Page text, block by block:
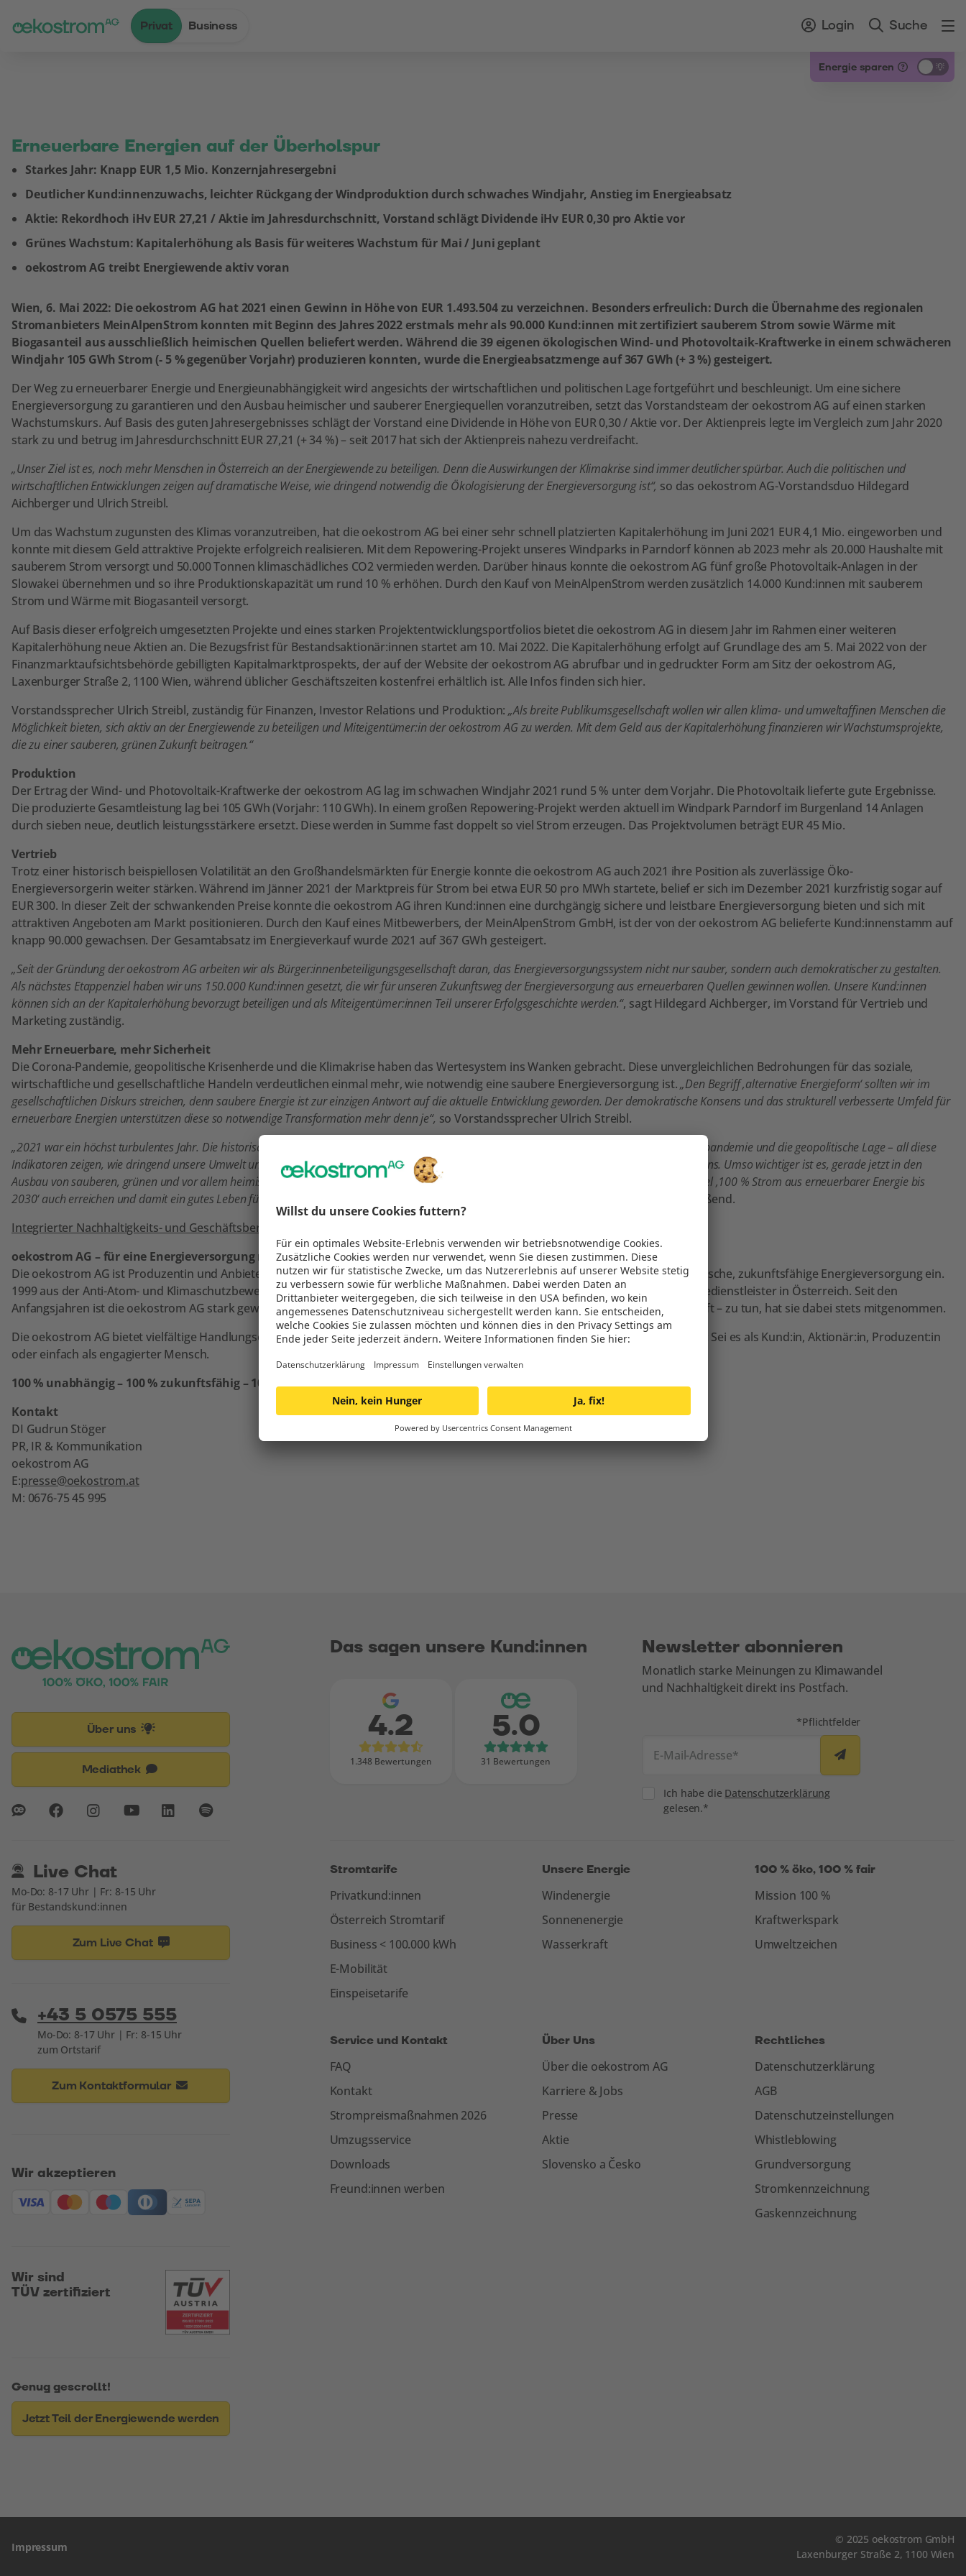
Privat Business Login Suche
Energie sparen
Erneuerbare Energien auf der Überholspur
Starkes Jahr: Knapp EUR 1,5 Mio. Konzernjahresergebni
Deutlicher Kund:innenzuwachs, leichter Rückgang der Windproduktion durch schwaches Windjahr, Anstieg im Energieabsatz
Aktie: Rekordhoch iHv EUR 27,21 / Aktie im Jahresdurchschnitt, Vorstand schlägt Dividende iHv EUR 0,30 pro Aktie vor
Grünes Wachstum: Kapitalerhöhung als Basis für weiteres Wachstum für Mai / Juni geplant
oekostrom AG treibt Energiewende aktiv voran
Wien, 6. Mai 2022: Die oekostrom AG hat 2021 einen Gewinn in Höhe von EUR 1.493.504 zu verzeichnen. Besonders erfreulich: Durch die Übernahme des regionalen
Stromanbieters MeinAlpenStrom konnten mit Beginn des Jahres 2022 erstmals mehr als 90.000 Kund:innen mit zertifiziert sauberem Strom sowie Wärme mit
Biogasanteil aus ausschließlich heimischen Quellen beliefert werden. Während die 39 eigenen ökologischen Wind- und Photovoltaik-Kraftwerke in einem schwächeren
Windjahr 105 GWh Strom (- 5 % gegenüber Vorjahr) produzieren konnten, wurde die Energieabsatzmenge auf 367 GWh (+ 3 %) gesteigert.
Der Weg zu erneuerbarer Energie und Energieunabhängigkeit wird angesichts der wirtschaftlichen und politischen Lage fortgeführt und beschleunigt. Um eine sichere
Energieversorgung zu garantieren und den Ausbau heimischer und sauberer Energiequellen voranzutreiben, setzt das Vorstandsteam der oekostrom AG auf einen starken
Wachstumskurs. Auf Basis des guten Jahresergebnisses schlägt der Vorstand eine Dividende in Höhe von EUR 0,30 / Aktie vor. Der Aktienpreis legte im Vergleich zum Jahr 2020
stark zu und betrug im Jahresdurchschnitt EUR 27,21 (+ 34 %) – seit 2017 hat sich der Aktienpreis nahezu verdreifacht.
„Unser Ziel ist es, noch mehr Menschen in Österreich an der Energiewende zu beteiligen. Denn die Auswirkungen der Klimakrise sind immer deutlicher spürbar. Auch die politischen und
wirtschaftlichen Entwicklungen zeigen auf dramatische Weise, wie dringend notwendig die Ökologisierung der Energieversorgung ist“, so das oekostrom AG-Vorstandsduo Hildegard
Aichberger und Ulrich Streibl.
Um das Wachstum zugunsten des Klimas voranzutreiben, hat die oekostrom AG bei einer sehr schnell platzierten Kapitalerhöhung im Juni 2021 EUR 4,1 Mio. eingeworben und
konnte mit diesem Geld attraktive Projekte erfolgreich realisieren. Mit dem Repowering-Projekt unseres Windparks in Parndorf können ab 2023 mehr als 20.000 Haushalte mit
sauberem Strom versorgt und 50.000 Tonnen klimaschädliches CO2 vermieden werden. Darüber hinaus konnte die oekostrom AG fünf große Photovoltaik-Anlagen in der
Slowakei übernehmen und so ihre Produktionskapazität um rund 10 % erhöhen. Durch den Kauf von MeinAlpenStrom werden zusätzlich 14.000 Kund:innen mit sauberem
Strom und Wärme mit Biogasanteil versorgt.
Auf Basis dieser erfolgreich umgesetzten Projekte und eines starken Projektentwicklungsportfolios bietet die oekostrom AG in diesem Jahr im Rahmen einer weiteren
Kapitalerhöhung neue Aktien an. Die Bezugsfrist für Bestandsaktionär:innen startet am 10. Mai 2022. Die Kapitalerhöhung erfolgt auf Grundlage des am 5. Mai 2022 von der
Finanzmarktaufsichtsbehörde gebilligten Kapitalmarktprospekts, der auf der Website der oekostrom AG abrufbar und in gedruckter Form am Sitz der oekostrom AG,
Laxenburger Straße 2, 1100 Wien, während üblicher Geschäftszeiten kostenfrei erhältlich ist. Alle Infos finden sich hier.
Vorstandssprecher Ulrich Streibl, zuständig für Finanzen, Investor Relations und Produktion:„Als breite Publikumsgesellschaft wollen wir allen klima- und umweltaffinen Menschen die
Möglichkeit bieten, sich aktiv an der Energiewende zu beteiligen und Miteigentümer:in der oekostrom AG zu werden. Mit dem Geld aus der Kapitalerhöhung finanzieren wir Wachstumsprojekte,
die zu einer sauberen, grünen Zukunft beitragen.“
Produktion
Der Ertrag der Wind- und Photovoltaik-Kraftwerke der oekostrom AG lag im schwachen Windjahr 2021 rund 5 % unter dem Vorjahr. Die Photovoltaik lieferte gute Ergebnisse.
Die produzierte Gesamtleistung lag bei 105 GWh (Vorjahr: 110 GWh). In einem großen Repowering-Projekt werden aktuell im Windpark Parndorf im Burgenland 14 Anlagen
durch sieben neue, deutlich leistungsstärkere ersetzt. Diese werden in Summe fast doppelt so viel Strom erzeugen. Das Projektvolumen beträgt EUR 45 Mio.
Vertrieb
Trotz einer historisch beispiellosen Volatilität an den Großhandelsmärkten für Energie konnte die oekostrom AG auch 2021 ihre Position als zuverlässige Öko-
Energieversorgerin weiter stärken. Während im Jänner 2021 der Marktpreis für Strom bei etwa EUR 50 pro MWh startete, belief er sich im Dezember 2021 kurzfristig sogar auf
EUR 300. In dieser Zeit der schwankenden Preise konnte die oekostrom AG ihren Kund:innen eine durchgängig sichere und leistbare Energieversorgung bieten und sich mit
attraktiven Angeboten am Markt positionieren. Durch den Kauf eines Mitbewerbers, der MeinAlpenStrom GmbH, ist der von der oekostrom AG belieferte Kund:innenstamm auf
knapp 90.000 gewachsen. Der Gesamtabsatz im Energieverkauf wurde 2021 auf 367 GWh gesteigert.
„Seit der Gründung der oekostrom AG arbeiten wir als Bürger:innenbeteiligungsgesellschaft daran, das Energieversorgungssystem nicht nur sauber, sondern auch demokratischer zu gestalten.
Als nächstes Etappenziel haben wir uns 150.000 Kund:innen gesetzt, die wir für unseren Zukunftsweg der Energieversorgung aus erneuerbaren Quellen gewinnen wollen. Unsere Kund:innen
können sich an der Kapitalerhöhung bevorzugt beteiligen und als Miteigentümer:innen Teil unserer Erfolgsgeschichte werden.“, sagt Hildegard Aichberger, im Vorstand für Vertrieb und
Marketing zuständig.
Mehr Erneuerbare, mehr Sicherheit
Die Corona-Pandemie, geopolitische Krisenherde und die Klimakrise haben das Wertesystem ins Wanken gebracht. Diese unvergleichlichen Bedrohungen für das soziale,
wirtschaftliche und gesellschaftliche Handeln verdeutlichen einmal mehr, wie notwendig eine saubere Energieversorgung ist.„Den Begriff ‚alternative Energieform‘ sollten wir im
gesellschaftlichen Diskurs streichen, denn saubere Energie ist zur einzigen Antwort auf die aktuelle Entwicklung geworden. Der demokratische Konsens und das strukturell verbesserte Umfeld für
erneuerbare Energien unterstützen diese so notwendige Transformation mehr denn je“, so Vorstandssprecher Ulrich Streibl.
„2021 war ein höchst turbulentes Jahr. Die historisch beispiellosen Schwankungen der Energiepreise auf den Großhandelsmärkten, die Coronapandemie und die geopolitische Lage – all diese
Indikatoren zeigen, wie dringend unsere Umwelt und unser Wirtschaftssystem eine Transformation benötigen. Die Klimakrise wartet nicht auf uns. Umso wichtiger ist es, gerade jetzt in den
Ausbau von sauberen, grünen und vor allem heimischen Energieprodukten zu investieren. Nur so können wir das von der Regierung gesetzte Ziel ‚100 % Strom aus erneuerbarer Energie bis
2030‘ auch erreichen und damit ein gutes Leben für zukünftige Generationen sichern“
, so Ulrich Streibl und Hildegard Aichberger abschließend.
Integrierter Nachhaltigkeits- und Geschäftsbericht 2021 der oekostrom AG
oekostrom AG – für eine Energieversorgung mit Zukunft
Die oekostrom AG ist Produzentin und Anbieterin von Strom aus erneuerbaren Energiequellen und setzt sich aktiv für eine ökologische, zukunftsfähige Energieversorgung ein.
1999 aus der Anti-Atom- und Klimaschutzbewegung heraus gegründet ist das Unternehmen heute der größte unabhängige Energiedienstleister in Österreich. Seit den
Anfangsjahren ist die oekostrom AG stark gewachsen. Die klare Haltung, das Richtige – im Sinne einer erneuerbaren Energiezukunft – zu tun, hat sie dabei stets mitgenommen.
Die oekostrom AG bietet vielfältige Handlungsoptionen für Menschen, die einen aktiven Beitrag für den Klimaschutz leisten wollen: Sei es als Kund:in, Aktionär:in, Produzent:in
oder einfach als engagierter Mensch.
100 % unabhängig – 100 % zukunftsfähig – 100 % aus Österreich
Kontakt
DI Gudrun Stöger
PR, IR & Kommunikation
oekostrom AG
E:presse@oekostrom.at
M: 0676-75 45 995
Über uns
Mediathek
Live Chat
Mo-Do: 8-17 Uhr | Fr: 8-15 Uhr
für Bestandskund:innen
Zum Live Chat
+43 5 0575 555
Mo-Do: 8-17 Uhr | Fr: 8-15 Uhr
zum Ortstarif
Zum Kontaktformular
Das sagen unsere Kund:innen
Bewertungen bei Google
4.2
1.348 Bewertungen
Bewertungen bei oekostrom
5.0
31 Bewertungen
Newsletter abonnieren
Monatlich starke Meinungen zu Klimawandel
und Nachhaltigkeit direkt ins Postfach.
Mit * markierte Felder sind
*Pflichtfelder
E-Mail-Adresse*
ConsentIch habe die Datenschutzerklärung
gelesen.*
Wir akzeptieren
Wir sind
TÜV zertifiziert
Genug gescrollt!
Jetzt Teil der Energiewende werden
Stromtarife
Privatkund:innen
Österreich Stromtarif
Business < 100.000 kWh
E-Mobilität
Einspeisetarife
Unsere Energie
Windenergie
Sonnenenergie
Wasserkraft
100 % öko, 100 % fair
Mission 100 %
Kraftwerkspark
Umweltzeichen
Service und Kontakt
FAQ
Kontakt
Strompreismaßnahmen 2026
Umzugsservice
Downloads
Freund:innen werben
Über Uns
Über die oekostrom AG
Karriere & Jobs
Presse
Aktie
Slovensko a Česko
Rechtliches
Datenschutzerklärung
AGB
Datenschutzeinstellungen
Whistleblowing
Grundversorgung
Stromkennzeichnung
Gaskennzeichnung
© 2025 oekostrom GmbH
Laxenburger Straße 2, 1100 Wien
Impressum